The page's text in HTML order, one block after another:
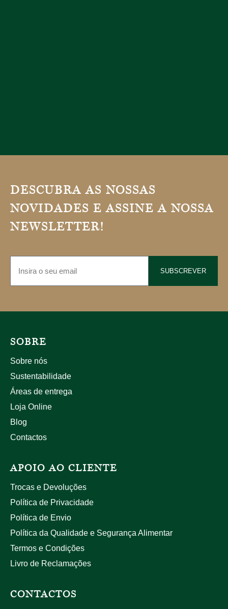
DESCUBRA AS NOSSAS
NOVIDADES E ASSINE A NOSSA
NEWSLETTER!
SUBSCREVER
SOBRE
Sobre nós
Sustentabilidade
Áreas de entrega
Loja Online
Blog
Contactos
APOIO AO CLIENTE
Trocas e Devoluções
Política de Privacidade
Política de Envio
Política da Qualidade e Segurança Alimentar
Termos e Condições
Livro de Reclamações
CONTACTOS